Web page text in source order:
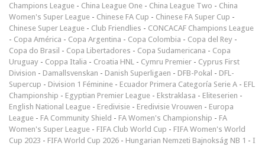
Champions League - China League One - China League Two - China
Women's Super League - Chinese FA Cup - Chinese FA Super Cup -
Chinese Super League - Club Friendlies - CONCACAF Champions League
- Copa América - Copa Argentina - Copa Colombia - Copa del Rey -
Copa do Brasil - Copa Libertadores - Copa Sudamericana - Copa
Uruguay - Coppa Italia - Croatia HNL - Cymru Premier - Cyprus First
Division - Damallsvenskan - Danish Superligaen - DFB-Pokal - DFL-
Supercup - Division 1 Féminine - Ecuador Primera Categoría Serie A - EFL
Championship - Egyptian Premier League - Ekstraklasa - Eliteserien -
English National League - Eredivisie - Eredivisie Vrouwen - Europa
League - FA Community Shield - FA Women's Championship - FA
Women's Super League - FIFA Club World Cup - FIFA Women's World
Cup 2023 - FIFA World Cup 2026 - Hungarian Nemzeti Bajnokság NB 1 - I